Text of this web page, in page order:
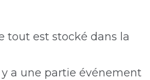
tout est stocké dans la
a une partie événement